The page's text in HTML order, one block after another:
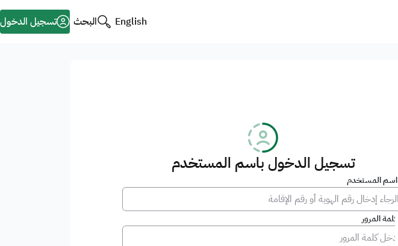
English البحث تسجيل الدخول
تسجيل الدخول باسم المستخدم
اسم المستخدم
كلمة المرور